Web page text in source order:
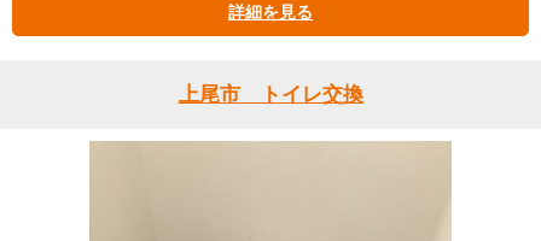
詳細を見る
上尾市 トイレ交換